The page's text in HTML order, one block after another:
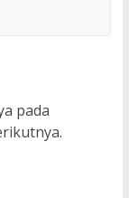
pada